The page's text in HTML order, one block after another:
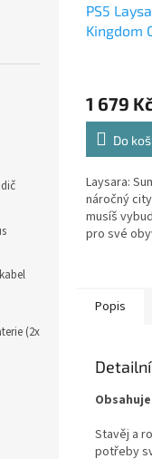
(2x
PS5
Kingdom
1 679
Do
Laysara:
náročný
musíš
pro své
Popis
Stavěj a
potřeby